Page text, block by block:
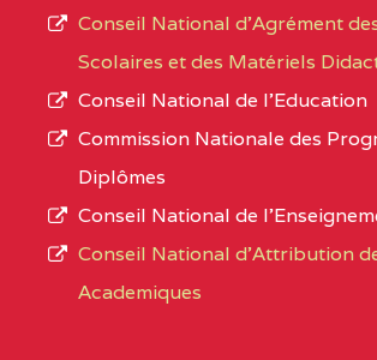
(CEGEP) STE
:4740
CENTRE
COLLEGE
DE
CENTRE
COLLEGE
L’offre
d’éducation
de
Conseil National d’Agrément
Scolaires et des Matériels
Conseil National de l’Education
Commission Nationale des
Diplômes
Conseil National de
Conseil National d'Attribution
Academiques